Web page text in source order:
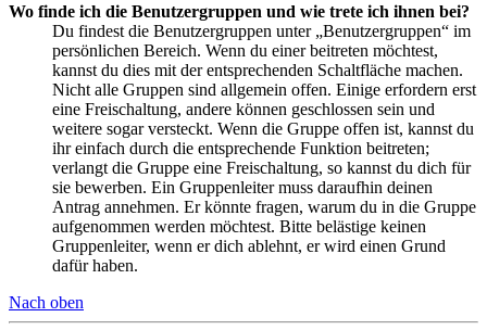
Wo finde ich die Benutzergruppen und wie trete ich ihnen bei?
Du findest die Benutzergruppen unter „Benutzergruppen“ im
persönlichen Bereich. Wenn du einer beitreten möchtest,
kannst du dies mit der entsprechenden Schaltfläche machen.
Nicht alle Gruppen sind allgemein offen. Einige erfordern erst
eine Freischaltung, andere können geschlossen sein und
weitere sogar versteckt. Wenn die Gruppe offen ist, kannst du
ihr einfach durch die entsprechende Funktion beitreten;
verlangt die Gruppe eine Freischaltung, so kannst du dich für
sie bewerben. Ein Gruppenleiter muss daraufhin deinen
Antrag annehmen. Er könnte fragen, warum du in die Gruppe
aufgenommen werden möchtest. Bitte belästige keinen
Gruppenleiter, wenn er dich ablehnt, er wird einen Grund
dafür haben.
Nach oben